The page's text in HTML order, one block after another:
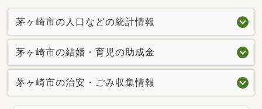
茅ヶ崎市の人口などの統計情報
茅ヶ崎市の結婚・育児の助成金
茅ヶ崎市の治安・ごみ収集情報